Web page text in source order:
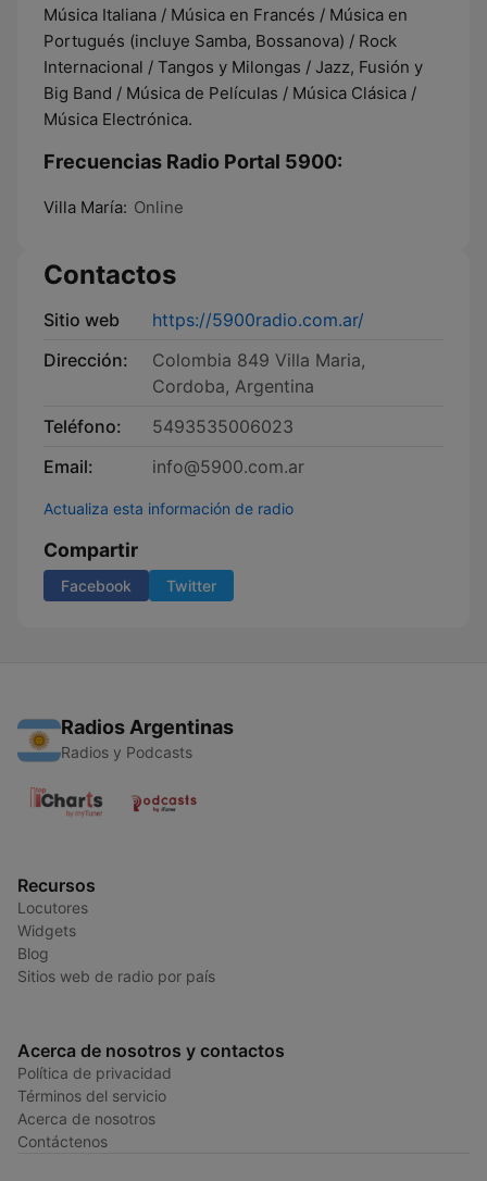
Música Italiana / Música en Francés / Música en
Portugués (incluye Samba, Bossanova) / Rock
Internacional / Tangos y Milongas / Jazz, Fusión y
Big Band / Música de Películas / Música Clásica /
Música Electrónica.
Frecuencias Radio Portal 5900:
Villa María: Online
Contactos
Sitio web
https://5900radio.com.ar/
Dirección:
Colombia 849 Villa Maria,
Cordoba, Argentina
Teléfono:
5493535006023
Email:
info@5900.com.ar
Actualiza esta información de radio
Compartir
Facebook Twitter
Radios Argentinas
Radios y Podcasts
Recursos
Locutores
Widgets
Blog
Sitios web de radio por país
Acerca de nosotros y contactos
Política de privacidad
Términos del servicio
Acerca de nosotros
Contáctenos